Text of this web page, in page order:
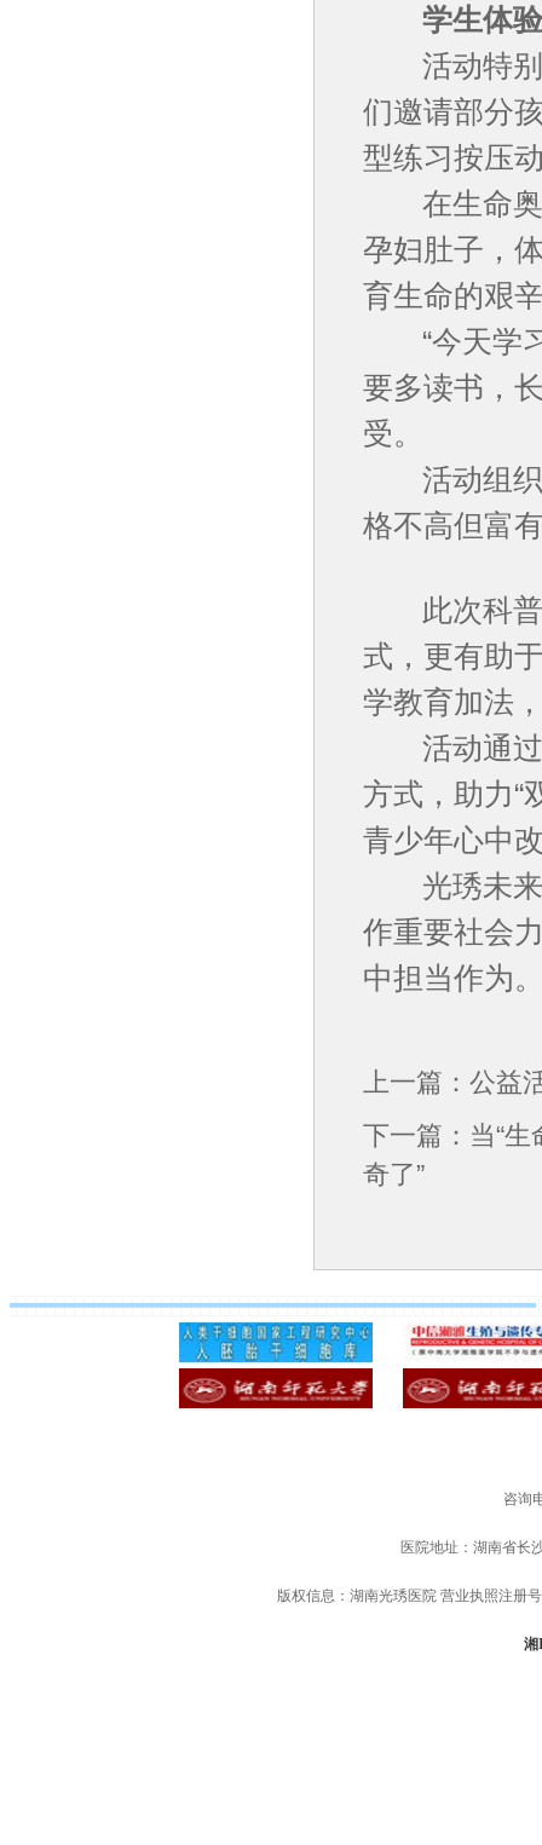
学生体验
活动特别
们邀请部分
型练习按压
在生命奥
孕妇肚子，
育生命的艰
“今天学习
要多读书，
受。
活动组织
格不高但富
此次科普
式，更有助
学教育加法
活动通过
方式，助力“
青少年心中
光琇未来
作重要社会
中担当作为
上一篇： 公益
下一篇： 当“
奇了”
咨询
医院地址：湖南省长
版权信息：湖南光琇医院 营业执照注
湘